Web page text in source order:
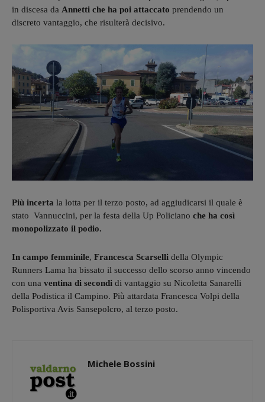
in discesa da Annetti che ha poi attaccato prendendo un
discreto vantaggio, che risulterà decisivo.
Più incerta la lotta per il terzo posto, ad aggiudicarsi il quale è
stato Vannuccini, per la festa della Up Policiano che ha così
monopolizzato il podio.
In campo femminile, Francesca Scarselli della Olympic
Runners Lama ha bissato il successo dello scorso anno vincendo
con una ventina di secondi di vantaggio su Nicoletta Sanarelli
della Podistica il Campino. Più attardata Francesca Volpi della
Polisportiva Avis Sansepolcro, al terzo posto.
Michele Bossini